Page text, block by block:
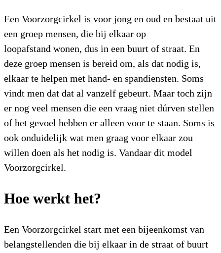
Een Voorzorgcirkel is voor jong en oud en bestaat uit
een groep mensen, die bij elkaar op
loopafstand wonen, dus in een buurt of straat. En
deze groep mensen is bereid om, als dat nodig is,
elkaar te helpen met hand- en spandiensten. Soms
vindt men dat dat al vanzelf gebeurt. Maar toch zijn
er nog veel mensen die een vraag niet dúrven stellen
of het gevoel hebben er alleen voor te staan. Soms is
ook onduidelijk wat men graag voor elkaar zou
willen doen als het nodig is. Vandaar dit model
Voorzorgcirkel.
Hoe werkt het?
Een Voorzorgcirkel start met een bijeenkomst van
belangstellenden die bij elkaar in de straat of buurt